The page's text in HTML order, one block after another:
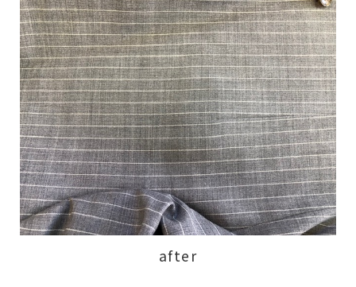
after